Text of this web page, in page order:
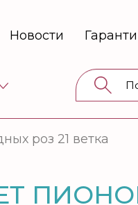
Новости
роз 21 ветка